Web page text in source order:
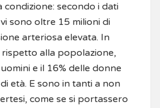
condizione: secondo i dati
sono oltre 15 milioni di
arteriosa elevata. In
alla popolazione,
e il 16% delle donne
età. E sono in tanti a non
come se si portassero